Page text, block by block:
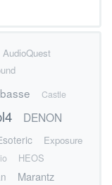
AudioQuest
Castle
DENON
Exposure
HEOS
Marantz